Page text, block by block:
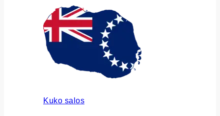
Kuko salos